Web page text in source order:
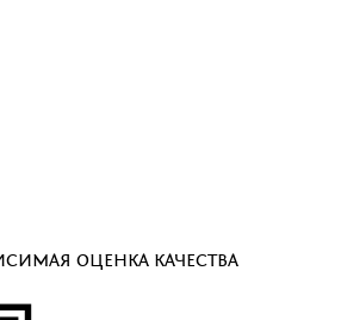
ОЦЕНКА КАЧЕСТВА